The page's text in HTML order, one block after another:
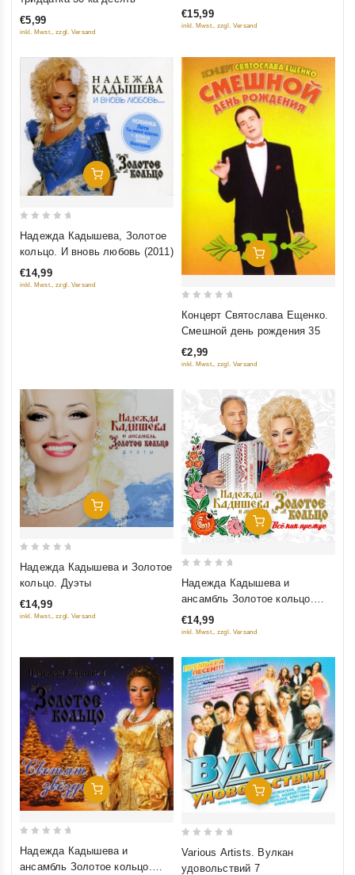
5
€5,99
inkl. Mwst., zzgl. Versand
5
Grand Collection (mp3)
€15,99
inkl. Mwst., zzgl. Versand
Добавить В Корзину
out
5
Надежда Кадышева, Золотое
кольцо. И вновь любовь (2011)
€14,99
inkl. Mwst., zzgl. Versand
Добавить В Корзину
5
Концерт Святослава Ещенко.
Смешной день рождения 35
€2,99
inkl. Mwst., zzgl. Versand
Добавить В Корзину
out
5
Надежда Кадышева и Золотое
кольцо. Дуэты
€14,99
inkl. Mwst., zzgl. Versand
Добавить В Корзину
out
5
Надежда Кадышева и
ансамбль Золотое кольцо.
Все как прежде
€14,99
inkl. Mwst., zzgl. Versand
Добавить В Корзину
out
Надежда Кадышева и
ансамбль Золотое кольцо.
Добавить В Корзину
Various Artists. Вулкан
удовольствий 7